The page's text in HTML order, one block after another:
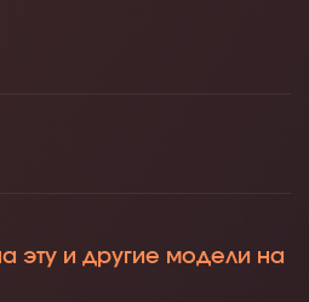
эту и другие модели на